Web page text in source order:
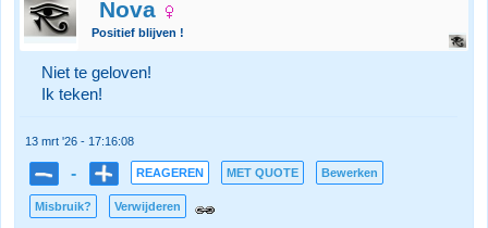
Nova
Positief blijven !
Niet te geloven!
Ik teken!
13 mrt '26 - 17:16:08
- REAGEREN MET QUOTE Bewerken
Misbruik? Verwijderen